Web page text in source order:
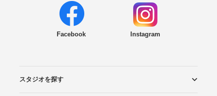
Facebook Instagram
スタジオを探す